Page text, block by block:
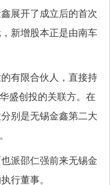
展开了成立后的首次
新增股本正是由南车
有限合伙人，直接持
盛创投的关联方。在
别是无锡金鑫第二大
派邵仁强前来无锡金
行董事。